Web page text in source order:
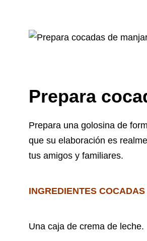
Prepara
Prepara una golosina de
que su elaboración es
tus amigos y familiares.
INGREDIENTES
Una caja de crema de leche.